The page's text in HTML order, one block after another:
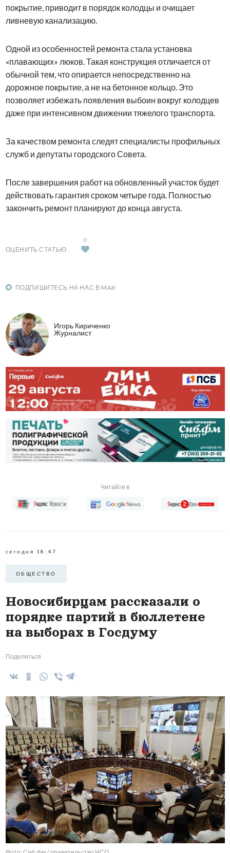
покрытие, приводит в порядок колодцы и очищает
ливневую канализацию.
Одной из особенностей ремонта стала установка
«плавающих» люков. Такая конструкция отличается от
обычной тем, что опирается непосредственно на
дорожное покрытие, а не на бетонное кольцо. Это
позволяет избежать появления выбоин вокруг колодцев
даже при интенсивном движении тяжелого транспорта.
За качеством ремонта следят специалисты профильных
служб и депутаты городского Совета.
После завершения работ на обновленный участок будет
действовать гарантия сроком четыре года. Полностью
закончить ремонт планируют до конца августа.
ОЦЕНИТЬ СТАТЬЮ
0
ПОДПИШИТЕСЬ НА НАС В MAX
Игорь Кириченко
Журналист
Читайте в
сегодня 18:47
ОБЩЕСТВО
Новосибирцам рассказали о
порядке партий в бюллетене
на выборах в Госдуму
Поделиться